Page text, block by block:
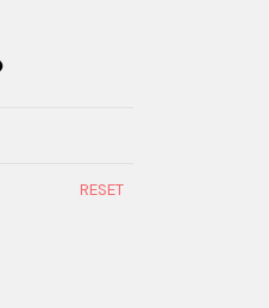
RESET